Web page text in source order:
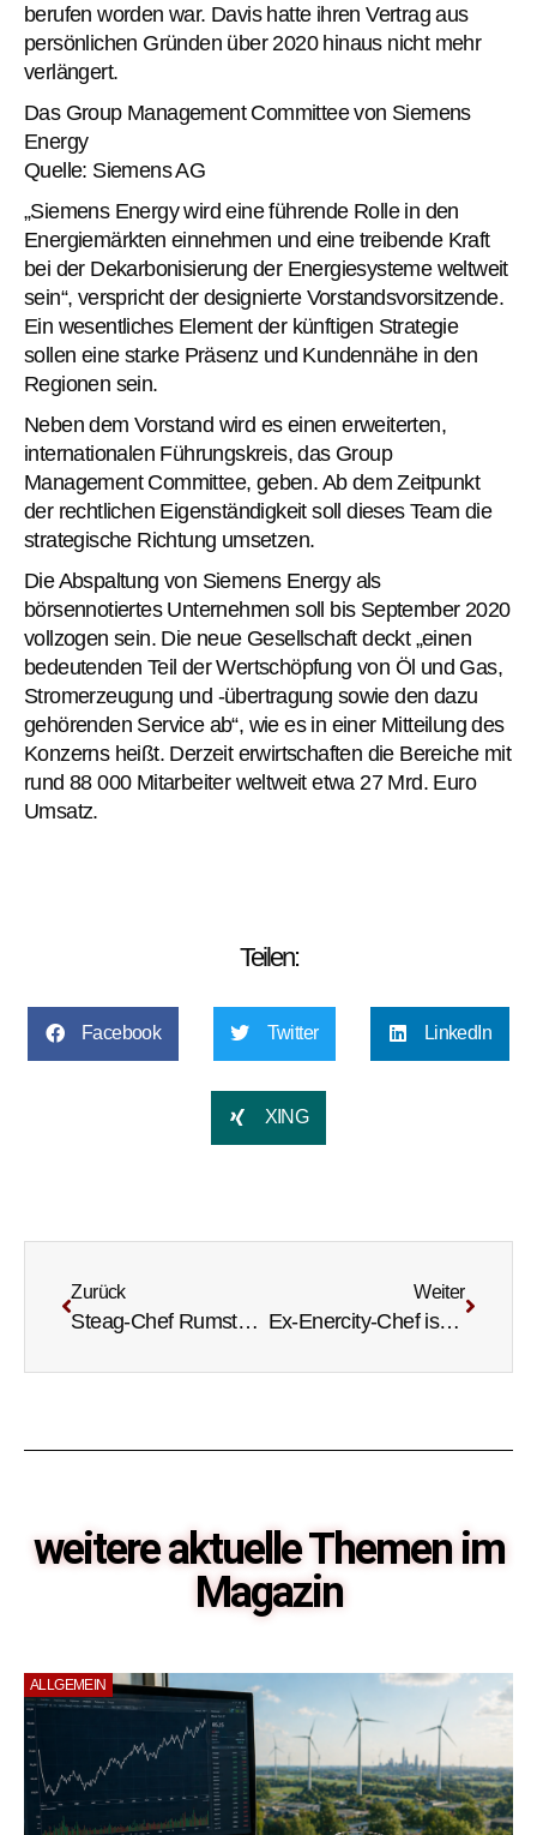
berufen worden war. Davis hatte ihren Vertrag aus
persönlichen Gründen über 2020 hinaus nicht mehr
verlängert.
Das Group Management Committee von Siemens
Energy
Quelle: Siemens AG
„Siemens Energy wird eine führende Rolle in den
Energiemärkten einnehmen und eine treibende Kraft
bei der Dekarbonisierung der Energiesysteme weltweit
sein“, verspricht der designierte Vorstandsvorsitzende.
Ein wesentliches Element der künftigen Strategie
sollen eine starke Präsenz und Kundennähe in den
Regionen sein.
Neben dem Vorstand wird es einen erweiterten,
internationalen Führungskreis, das Group
Management Committee, geben. Ab dem Zeitpunkt
der rechtlichen Eigenständigkeit soll dieses Team die
strategische Richtung umsetzen.
Die Abspaltung von Siemens Energy als
börsennotiertes Unternehmen soll bis September 2020
vollzogen sein. Die neue Gesellschaft deckt „einen
bedeutenden Teil der Wertschöpfung von Öl und Gas,
Stromerzeugung und -übertragung sowie den dazu
gehörenden Service ab“, wie es in einer Mitteilung des
Konzerns heißt. Derzeit erwirtschaften die Bereiche mit
rund 88 000 Mitarbeiter weltweit etwa 27 Mrd. Euro
Umsatz.
Teilen:
Facebook Twitter LinkedIn
XING
Zurück
Steag-Chef Rumstadt legt Amt nieder
Weiter
Ex-Enercity-Chef ist Aufsichtsrat bei Nord-Stream-Tochter
weitere aktuelle Themen im
Magazin
ALLGEMEIN